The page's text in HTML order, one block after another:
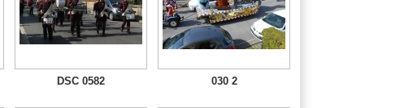
DSC 0582 030 2